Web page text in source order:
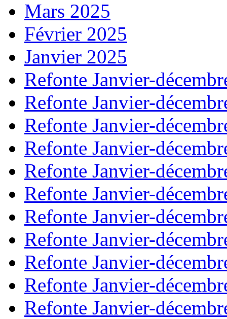
Mars 2025
Février 2025
Janvier 2025
Refonte Janvier-
Refonte Janvier-
Refonte Janvier-
Refonte Janvier-
Refonte Janvier-
Refonte Janvier-
Refonte Janvier-
Refonte Janvier-
Refonte Janvier-
Refonte Janvier-
Refonte Janvier-